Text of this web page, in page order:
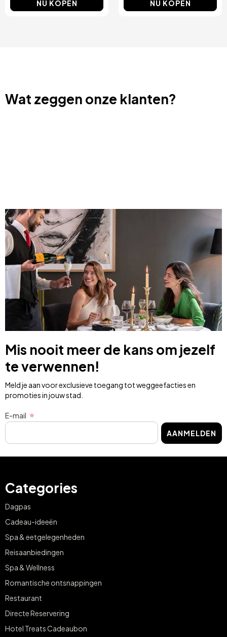
NU KOPEN NU KOPEN
Wat zeggen onze klanten?
Mis nooit meer de kans om jezelf
te verwennen!
Meld je aan voor exclusieve toegang tot weggeefacties en
promoties in jouw stad.
E-mail
AANMELDEN
Categories
Dagpas
Cadeau-ideeën
Spa & eetgelegenheden
Reisaanbiedingen
Spa & Wellness
Romantische ontsnappingen
Restaurant
Directe Reservering
Hotel Treats Cadeaubon